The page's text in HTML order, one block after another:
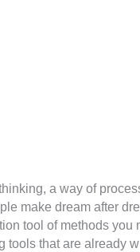
a way of
make dream after
tool of methods
tools that are already